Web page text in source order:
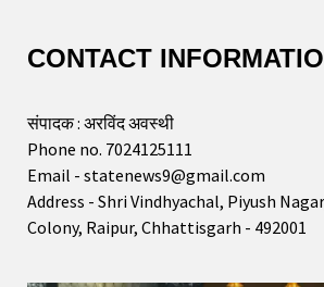
CONTACT
संपादक : अरविंद अवस्थी
Phone no. 7024125111
Email - statenews9@gmail.com
Address - Shri Vindhyachal, Piyush
Colony, Raipur, Chhattisgarh - 492001